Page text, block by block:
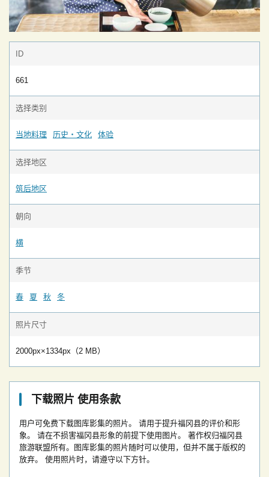
ID
661
选择类别
当地料理 历史・文化 体验
选择地区
筑后地区
朝向
横
季节
春 夏 秋 冬
照片尺寸
2000px×1334px（2 MB）
下载照片 使用条款
用户可免费下载图库影集的照片。
请用于提升福冈县的评价和形
象。
请在不损害福冈县形象的前提下使用图片。
著作权归福冈县
旅游联盟所有。图库影集的照片随时可以使用，但并不属于版权的
放弃。
使用照片时，请遵守以下方针。